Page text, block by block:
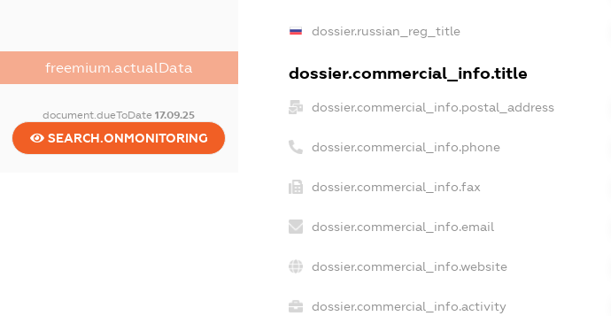
freemium.actualData
document.dueToDate17.09.25
SEARCH.ONMONITORING
dossier.russian_reg_title
dossier.commercial_info.title
dossier.commercial_info.postal_address
dossier.commercial_info.phone
dossier.commercial_info.fax
dossier.commercial_info.email
dossier.commercial_info.website
dossier.commercial_info.activity